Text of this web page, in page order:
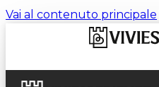
Vai al contenuto principale